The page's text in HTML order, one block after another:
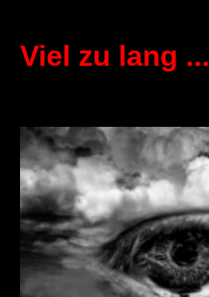
Viel zu lang ...